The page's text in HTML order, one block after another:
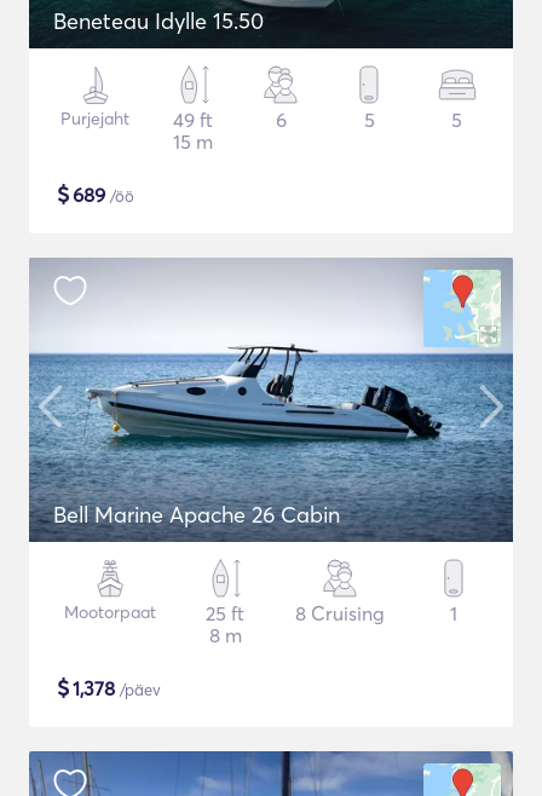
Beneteau Idylle 15.50
Purjejaht
49 ft
15 m
6 5 5
$689 /öö
Bell Marine Apache 26 Cabin
Mootorpaat
25 ft
8 m
8 Cruising 1
$1,378 /päev